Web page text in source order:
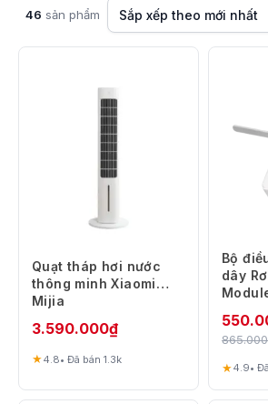
46 sản phẩm
Quạt tháp hơi nước
thông minh Xiaomi
Mijia
3.590.000₫
★4.8• Đã bán 1.3k
Bộ
dây
865.000
★4.9•